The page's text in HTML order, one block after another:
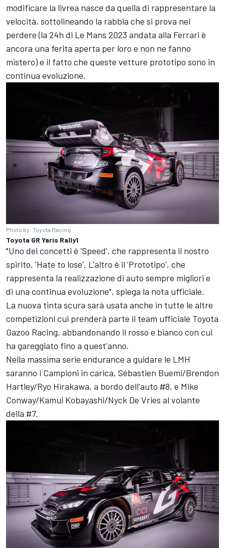
modificare la livrea nasce da quella di rappresentare la
velocità, sottolineando la rabbia che si prova nel
perdere (la 24h di Le Mans 2023 andata alla Ferrari è
ancora una ferita aperta per loro e non ne fanno
mistero) e il fatto che queste vetture prototipo sono in
continua evoluzione.
Photo by: Toyota Racing
Toyota GR Yaris Rally1
"Uno dei concetti è 'Speed', che rappresenta il nostro
spirito, 'Hate to lose'. L'altro è il 'Prototipo', che
rappresenta la realizzazione di auto sempre migliori e
di una continua evoluzione", spiega la nota ufficiale.
La nuova tinta scura sarà usata anche in tutte le altre
competizioni cui prenderà parte il team ufficiale Toyota
Gazoo Racing, abbandonando il rosso e bianco con cui
ha gareggiato fino a quest'anno.
Nella massima serie endurance a guidare le LMH
saranno i Campioni in carica, Sébastien Buemi/Brendon
Hartley/Ryo Hirakawa, a bordo dell'auto #8, e Mike
Conway/Kamui Kobayashi/Nyck De Vries al volante
della #7.